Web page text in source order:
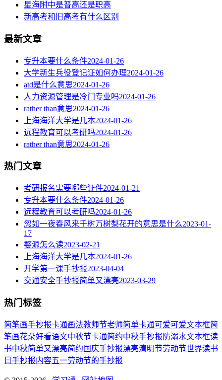
星海附中是普高还是职高
新高考和旧高考有什么区别
最新文章
专升本要什么条件2024-01-26
大学新生兵役登记证如何办理2024-01-26
atd是什么意思2024-01-26
人力资源管理是冷门专业吗2024-01-26
rather than意思2024-01-26
上海海洋大学是几本2024-01-26
远程教育可以考研吗2024-01-26
rather than意思2024-01-26
热门文章
考研报名需要哪些证件2024-01-21
专升本要什么条件2024-01-26
远程教育可以考研吗2024-01-26
忽如一夜春风来千树万树梨花开的意思是什么2023-01-
17
婺源怎么读2023-02-21
上海海洋大学是几本2024-01-26
开学第一课手抄报2023-04-04
交通安全手抄报简单又漂亮2023-03-29
热门标签
简笔画手抄报卡通画法教师节老师简单卡通可爱可爱文本框简
笔画花朵好看语文中秋节卡通简约中秋手抄报 防溺水文本框读
书中秋简单又漂亮简约 国庆手抄报漂亮清明节劳动节世界读书
日 手抄报内容五一劳动节的手抄报